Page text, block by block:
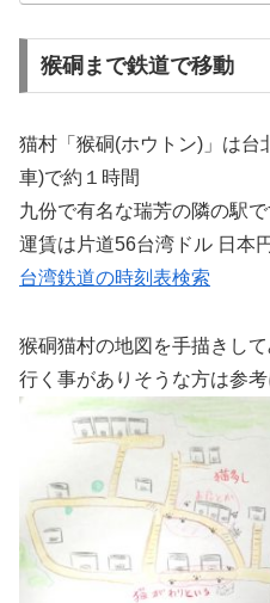
猴硐まで鉄道で移動
猫村「猴硐(ホウトン)」は台
車)で約１時間
九份で有名な瑞芳の隣の駅で
運賃は片道56台湾ドル 日本
台湾鉄道の時刻表検索
猴硐猫村の地図を手描きして
行く事がありそうな方は参